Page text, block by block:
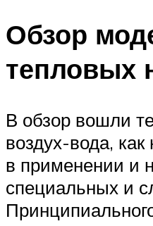
Обзор
тепловых
В обзор вошли
воздух-вода,
в применении и
специальных и